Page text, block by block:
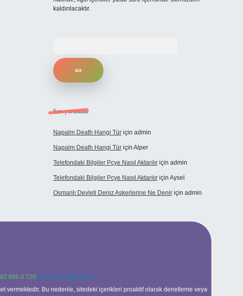
kaldırılacaktır.
Son yorumlar
Napalm Death Hangi Türiçin admin
Napalm Death Hangi Türiçin Alper
Telefondaki Bilgiler Pcye Nasıl Aktarılıriçin admin
Telefondaki Bilgiler Pcye Nasıl Aktarılıriçin Aysel
Osmanlı Devleti Deniz Askerlerine Ne Deniriçin admin
606 0 726 Telegram: @karabul
vermektedir. Bu nedenle, sitedeki içerikleri proaktif olarak denetleme veya